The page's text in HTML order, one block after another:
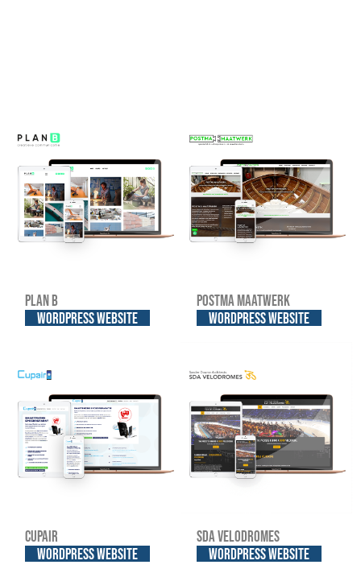
Plan B
WordPress website
Postma Maatwerk
WordPress website
Cupair
WordPress website
SDA Velodromes
WordPress website